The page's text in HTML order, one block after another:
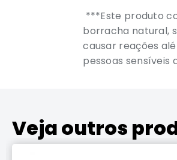
***Este produto
borracha natural,
causar reações
pessoas sensíveis
Veja outros